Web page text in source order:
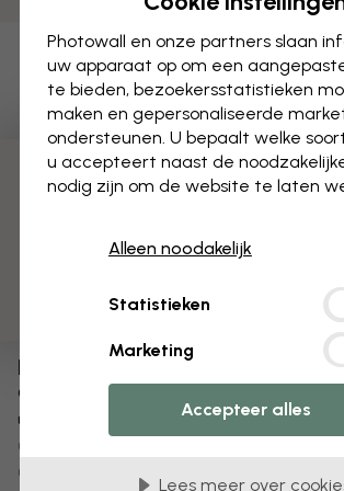
Bewerk uw behang
Ons ontwerpteam kan elk motief
uniek voor jou te maken.
Photowall en onze partners slaan
uw apparaat op om een
te bieden, bezoekersstatistieken
maken en gepersonaliseerde
ondersteunen. U bepaalt welke
u accepteert naast de
nodig zijn om de website te laten
Alleen noodakelijk
Statistieken
Marketing
Accepteer alles
Lees meer over